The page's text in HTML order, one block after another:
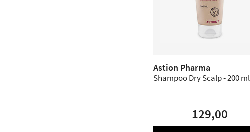
Astion Pharma
Shampoo Dry Scalp - 200 ml
129,00